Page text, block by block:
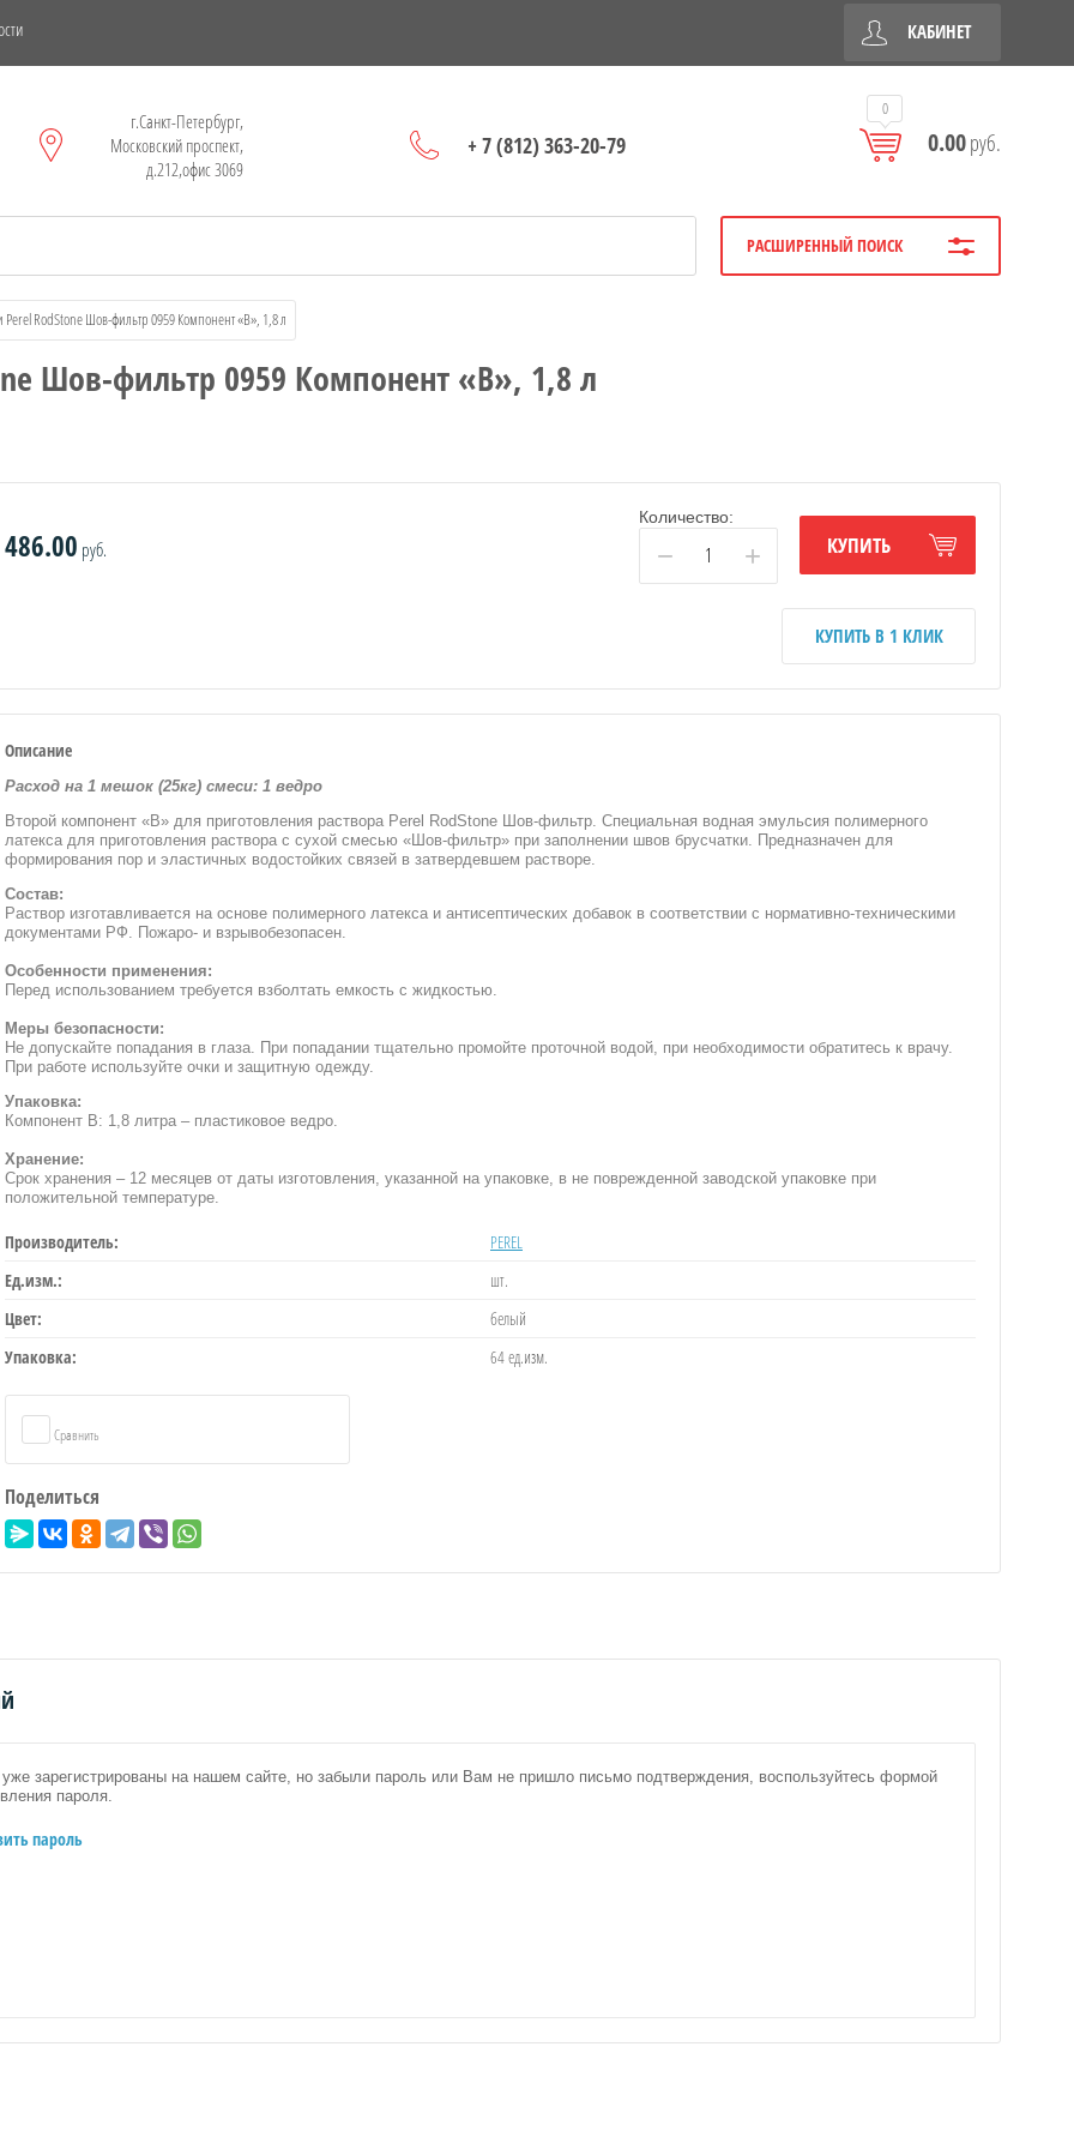
КАБИНЕТ
г.Санкт-Петербург,
Московский проспект,
д.212,офис 3069
+ 7 (812) 363-20-79
0
0.00руб.
РАСШИРЕННЫЙ ПОИСК
Perel RodStone Шов-фильтр 0959 Компонент «B», 1,8 л
Шов-фильтр 0959 Компонент «B», 1,8 л
486.00 руб.
Количество:
− + КУПИТЬ
КУПИТЬ В 1 КЛИК
Описание
Расход на 1 мешок (25кг) смеси: 1 ведро
Второй компонент «В» для приготовления раствора Perel RodStone Шов-фильтр. Специальная водная эмульсия полимерного
латекса для приготовления раствора с сухой смесью «Шов-фильтр» при заполнении швов брусчатки. Предназначен для
формирования пор и эластичных водостойких связей в затвердевшем растворе.
Состав:
Раствор изготавливается на основе полимерного латекса и антисептических добавок в соответствии с нормативно-техническими
документами РФ. Пожаро- и взрывобезопасен.
Особенности применения:
Перед использованием требуется взболтать емкость с жидкостью.
Меры безопасности:
Не допускайте попадания в глаза. При попадании тщательно промойте проточной водой, при необходимости обратитесь к врачу.
При работе используйте очки и защитную одежду.
Упаковка:
Компонент B: 1,8 литра – пластиковое ведро.
Хранение:
Срок хранения – 12 месяцев от даты изготовления, указанной на упаковке, в не поврежденной заводской упаковке при
положительной температуре.
Производитель:
PEREL
Ед.изм.:
шт.
Цвет:
белый
Упаковка:
64 ед.изм.
Сравнить
Поделиться
зарегистрированы на нашем сайте, но забыли пароль или Вам не пришло письмо подтверждения, воспользуйтесь формой
пароля.
пароль